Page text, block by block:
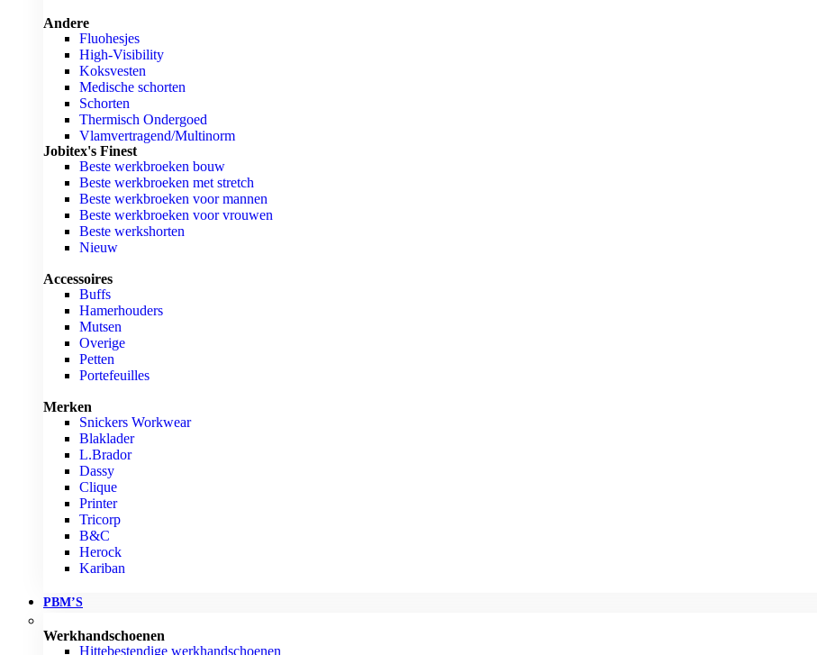
Andere
Fluohesjes
High-Visibility
Koksvesten
Medische schorten
Schorten
Thermisch Ondergoed
Vlamvertragend/Multinorm
Jobitex's Finest
Beste werkbroeken bouw
Beste werkbroeken met stretch
Beste werkbroeken voor mannen
Beste werkbroeken voor vrouwen
Beste werkshorten
Nieuw
Accessoires
Buffs
Hamerhouders
Mutsen
Overige
Petten
Portefeuilles
Merken
Snickers Workwear
Blaklader
L.Brador
Dassy
Clique
Printer
Tricorp
B&C
Herock
Kariban
PBM’S
Werkhandschoenen
Hittebestendige werkhandschoenen